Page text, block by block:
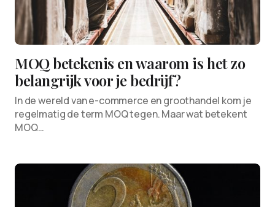
MOQ betekenis en waarom is het zo
belangrijk voor je bedrijf?
In de wereld van e-commerce en groothandel kom je
regelmatig de term MOQ tegen. Maar wat betekent
MOQ…